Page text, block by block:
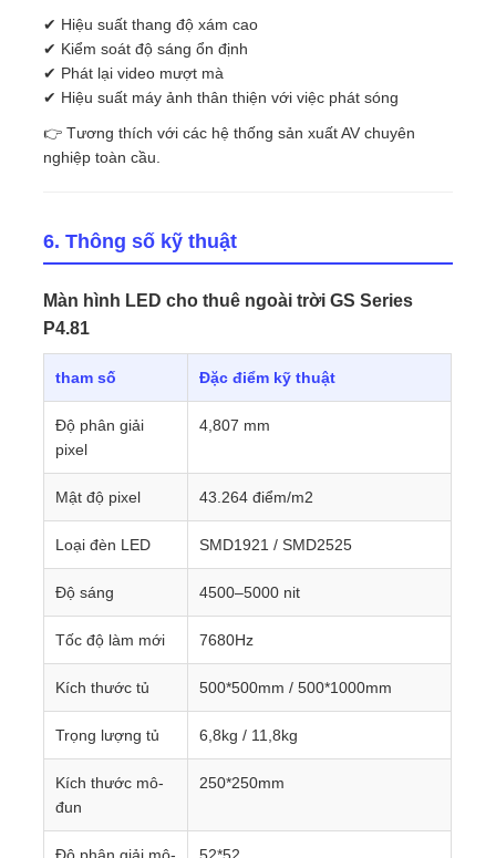
✔ Hiệu suất thang độ xám cao
✔ Kiểm soát độ sáng ổn định
✔ Phát lại video mượt mà
✔ Hiệu suất máy ảnh thân thiện với việc phát sóng
👉 Tương thích với các hệ thống sản xuất AV chuyên
nghiệp toàn cầu.
6. Thông số kỹ thuật
Màn hình LED cho thuê ngoài trời GS Series
P4.81
tham số Đặc điểm kỹ thuật
Độ phân giải
pixel
4,807 mm
Mật độ pixel 43.264 điểm/m2
Loại đèn LED SMD1921 / SMD2525
Độ sáng 4500–5000 nit
Tốc độ làm mới 7680Hz
Kích thước tủ 500*500mm / 500*1000mm
Trọng lượng tủ 6,8kg / 11,8kg
Kích thước mô-
đun
250*250mm